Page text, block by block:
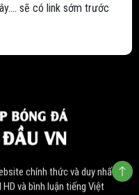
sẽ có link sớm trước
chính thức và duy nhất
và bình luận tiếng Việt